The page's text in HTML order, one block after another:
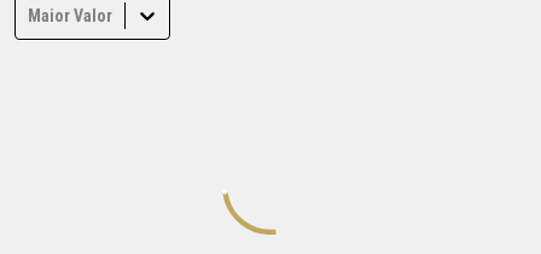
Maior Valor